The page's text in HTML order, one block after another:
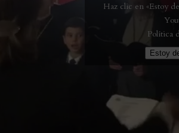
Haz clic en «Estoy
Política
Estoy